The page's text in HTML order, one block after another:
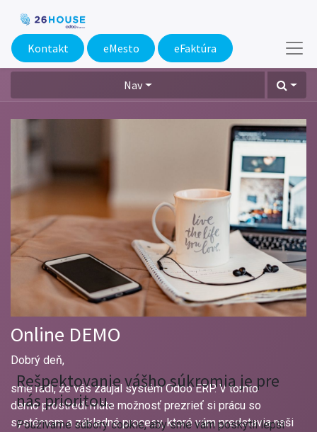
Kontakt eMesto​ eFaktúra
Nav
Online DEMO
Dobrý deň,
sme radi, že vás zaujal systém Odoo ERP. V tomto
demo prostredí máte možnosť prezrieť si prácu so
systémom a základné procesy, ktoré vám predstavia naši
Rešpektovanie vášho súkromia je pre
nás prioritou.
Používame súbory cookie, aby sme vám poskytli lepší